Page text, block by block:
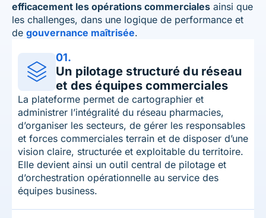
efficacement les opérations commerciales ainsi que
les challenges, dans une logique de performance et
de gouvernance maîtrisée.
01.
Un pilotage structuré du réseau
et des équipes commerciales
La plateforme permet de cartographier et
administrer l’intégralité du réseau pharmacies,
d’organiser les secteurs, de gérer les responsables
et forces commerciales terrain et de disposer d’une
vision claire, structurée et exploitable du territoire.
Elle devient ainsi un outil central de pilotage et
d’orchestration opérationnelle au service des
équipes business.